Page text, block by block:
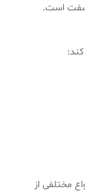
سفت است.
مختلفی از